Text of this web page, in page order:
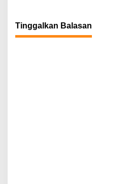
Tinggalkan Balasan